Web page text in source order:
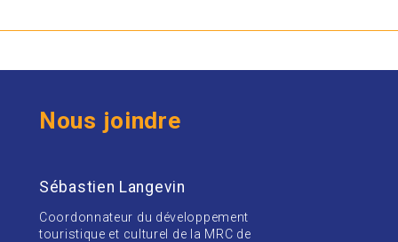
Nous joindre
Sébastien Langevin
Coordonnateur du développement
touristique et culturel de la MRC de